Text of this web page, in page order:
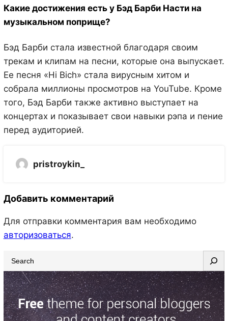
Какие достижения есть у Бэд Барби Насти на
музыкальном поприще?
Бэд Барби стала известной благодаря своим
трекам и клипам на песни, которые она выпускает.
Ее песня «Hi Bich» стала вирусным хитом и
собрала миллионы просмотров на YouTube. Кроме
того, Бэд Барби также активно выступает на
концертах и показывает свои навыки рэпа и пение
перед аудиторией.
pristroykin_
Добавить комментарий
Для отправки комментария вам необходимо
авторизоваться.
e
a
r
c